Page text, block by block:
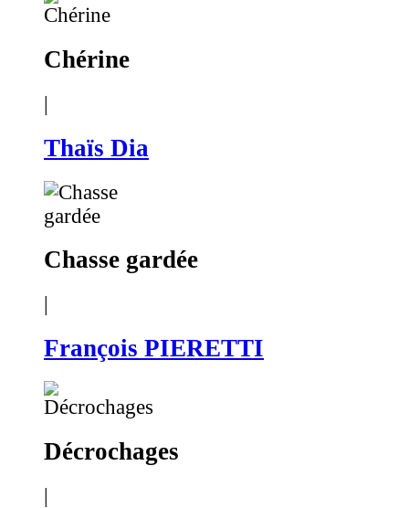
Chérine
|
Thaïs Dia
Chasse gardée
François PIERETTI
Décrochages
|